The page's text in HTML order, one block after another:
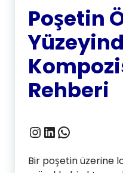
Poşetin
Rehberi
Instagram
LinkedIn
WhatsApp
Bir poşetin üzerine